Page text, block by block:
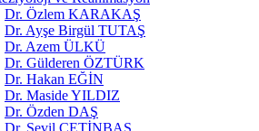
Dr. Özlem KARAKAŞ
Dr. Ayşe Birgül TUTAŞ
Dr. Azem ÜLKÜ
Dr. Gülderen ÖZTÜRK
Dr. Hakan EĞİN
Dr. Maside YILDIZ
Dr. Özden DAŞ
Dr. Sevil ÇETİNBAŞ